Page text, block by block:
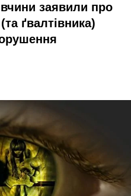
заявили про
ґвалтівника)